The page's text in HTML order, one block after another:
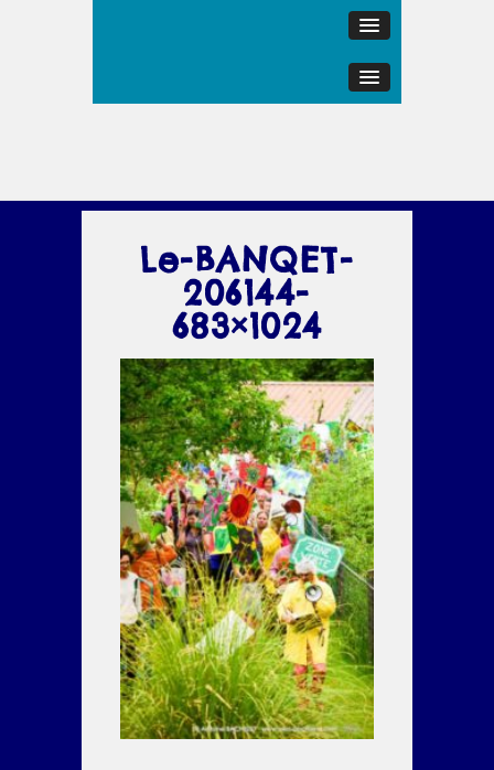
Le-BANQET-
206144-
683×1024